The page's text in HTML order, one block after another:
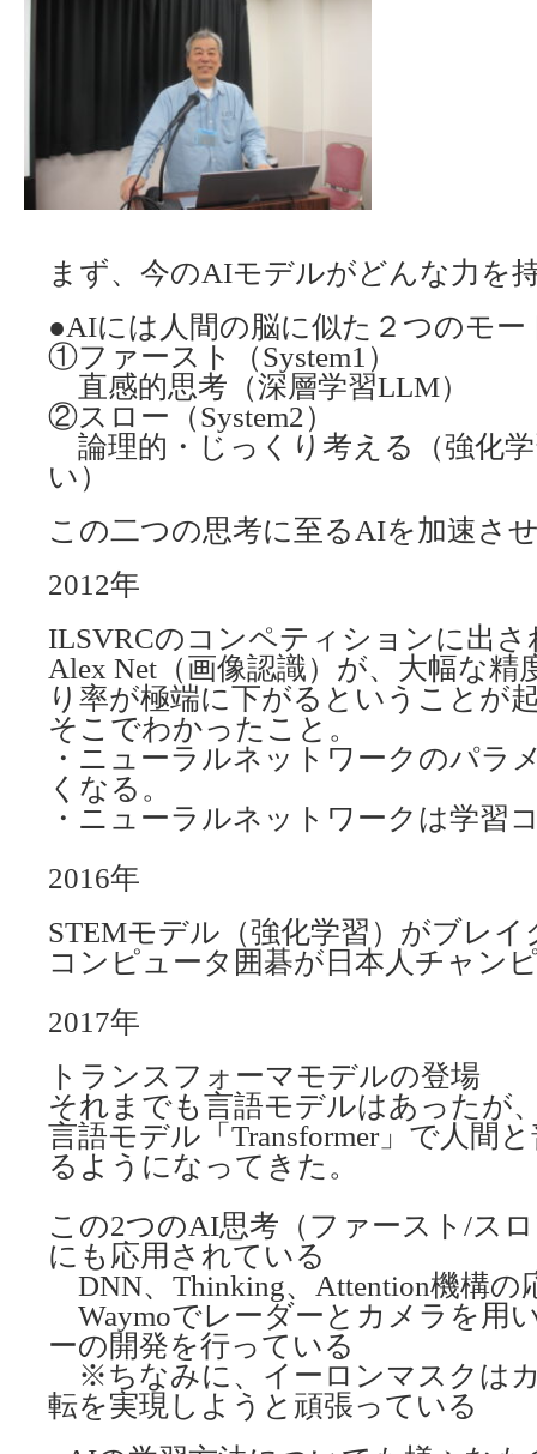
まず、今のAIモデルがどんな力を
●AIには人間の脳に似た２つのモー
①ファースト（System1）
直感的思考（深層学習LLM）
②スロー（System2）
論理的・じっくり考える（強化
い）
この二つの思考に至るAIを加速さ
2012年
ILSVRCのコンペティションに出
Alex Net（画像認識）が、大幅な精
り率が極端に下がるということが
そこでわかったこと。
・ニューラルネットワークのパラ
くなる。
・ニューラルネットワークは学習
2016年
STEMモデル（強化学習）がブレイ
コンピュータ囲碁が日本人チャン
2017年
トランスフォーマモデルの登場
それまでも言語モデルはあったが
言語モデル「Transformer」で人間
るようになってきた。
この2つのAI思考（ファースト/ス
にも応用されている
DNN、Thinking、Attention機構の
Waymoでレーダーとカメラを用
ーの開発を行っている
※ちなみに、イーロンマスクは
転を実現しようと頑張っている